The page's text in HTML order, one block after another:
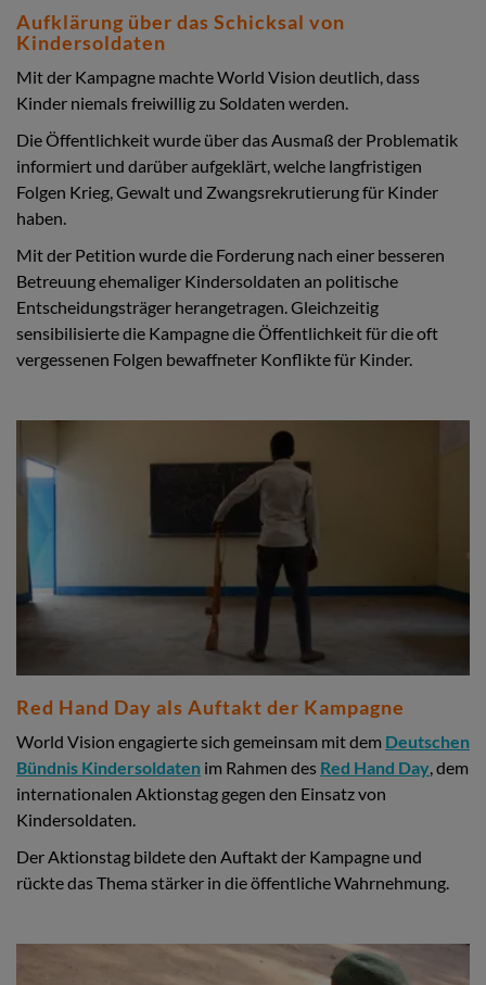
Aufklärung über das Schicksal von
Kindersoldaten
Mit der Kampagne machte World Vision deutlich, dass
Kinder niemals freiwillig zu Soldaten werden.
Die Öffentlichkeit wurde über das Ausmaß der Problematik
informiert und darüber aufgeklärt, welche langfristigen
Folgen Krieg, Gewalt und Zwangsrekrutierung für Kinder
haben.
Mit der Petition wurde die Forderung nach einer besseren
Betreuung ehemaliger Kindersoldaten an politische
Entscheidungsträger herangetragen. Gleichzeitig
sensibilisierte die Kampagne die Öffentlichkeit für die oft
vergessenen Folgen bewaffneter Konflikte für Kinder.
Red Hand Day als Auftakt der Kampagne
World Vision engagierte sich gemeinsam mit dem Deutschen
Bündnis Kindersoldaten im Rahmen des Red Hand Day, dem
internationalen Aktionstag gegen den Einsatz von
Kindersoldaten.
Der Aktionstag bildete den Auftakt der Kampagne und
rückte das Thema stärker in die öffentliche Wahrnehmung.